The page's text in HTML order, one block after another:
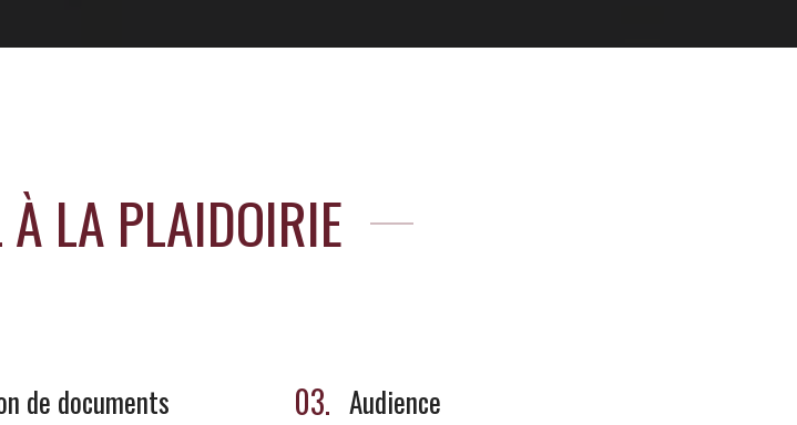
LA PLAIDOIRIE
de documents 03. Audience